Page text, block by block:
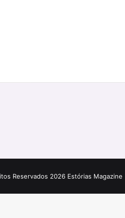
Reservados 2026 Estórias Magazine